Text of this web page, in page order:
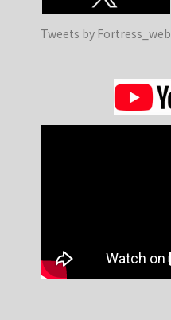
Tweets by Fortress_web